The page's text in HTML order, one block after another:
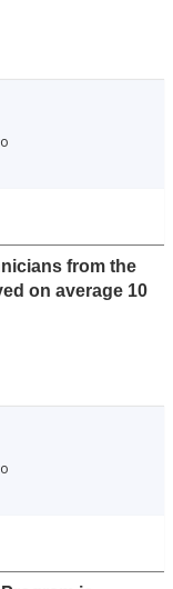
from the
on average 10